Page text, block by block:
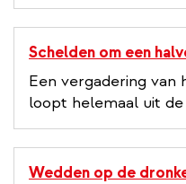
Schelden om een
Een vergadering
loopt helemaal uit de
Wedden op de